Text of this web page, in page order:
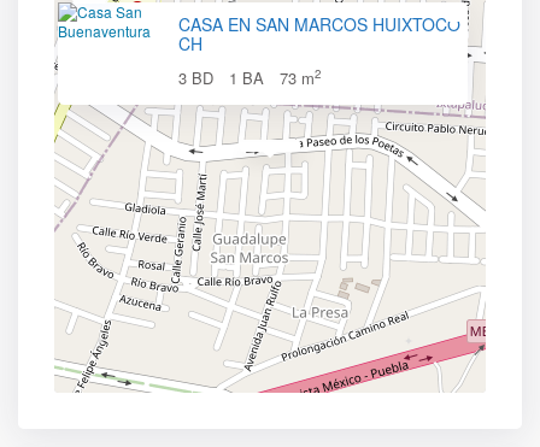
CASA EN SAN MARCOS HUIXTOCO
CH
3 BD 1 BA 73 m2